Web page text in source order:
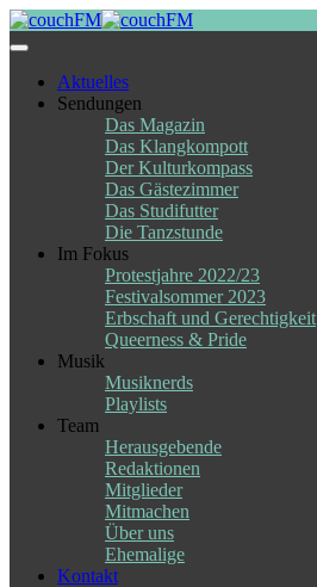
Skip
to
Aktuelles
Sendungen
Das Magazin
Das Klangkompott
Der Kulturkompass
Das Gästezimmer
Das Studifutter
Die Tanzstunde
Im Fokus
Protestjahre 2022/23
Festivalsommer 2023
Erbschaft und Gerechtigkeit
Queerness & Pride
Musik
Musiknerds
Playlists
Team
Herausgebende
Redaktionen
Mitglieder
Mitmachen
Über uns
Ehemalige
Kontakt